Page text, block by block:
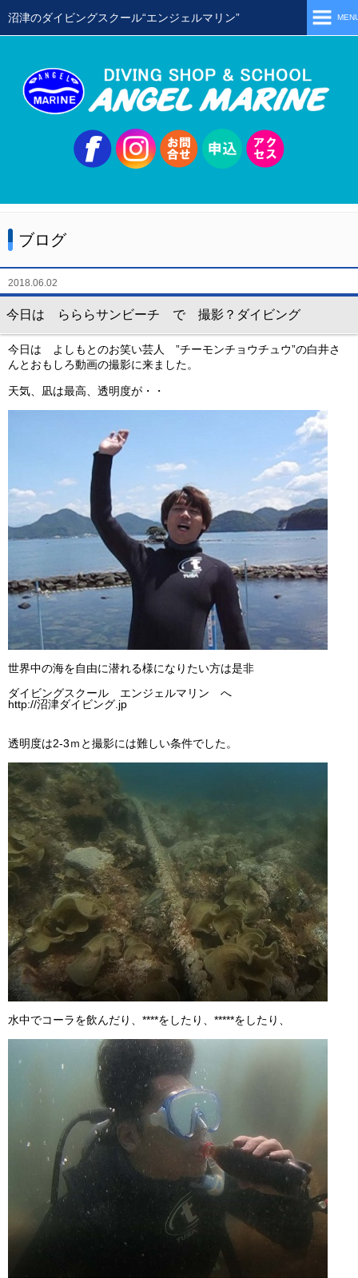
沼津のダイビングスクール“エンジェルマリン”
当店の特徴
スクールメニュー
ステップアップコース
会員限定ツアー
ミニツアー
ビッグツアー
ブログ
2018.06.02
今日は らららサンビーチ で 撮影？ダイビング
今日は よしもとのお笑い芸人 ”チーモンチョウチュウ”の白井さ
んとおもしろ動画の撮影に来ました。
天気、凪は最高、透明度が・・
世界中の海を自由に潜れる様になりたい方は是非
ダイビングスクール エンジェルマリン へ
http://沼津ダイビング.jp
透明度は2-3ｍと撮影には難しい条件でした。
水中でコーラを飲んだり、****をしたり、*****をしたり、